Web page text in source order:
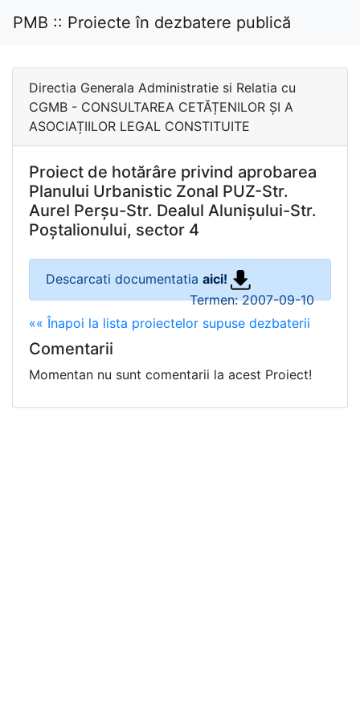
PMB :: Proiecte în dezbatere publică
Directia Generala Administratie si Relatia cu
CGMB - CONSULTAREA CETĂȚENILOR ȘI A
ASOCIAȚIILOR LEGAL CONSTITUITE
Proiect de hotărâre privind aprobarea
Planului Urbanistic Zonal PUZ-Str.
Aurel Perșu-Str. Dealul Alunișului-Str.
Poștalionului, sector 4
Descarcati documentatia aici!
Termen: 2007-09-10
«« Înapoi la lista proiectelor supuse dezbaterii
Comentarii
Momentan nu sunt comentarii la acest Proiect!